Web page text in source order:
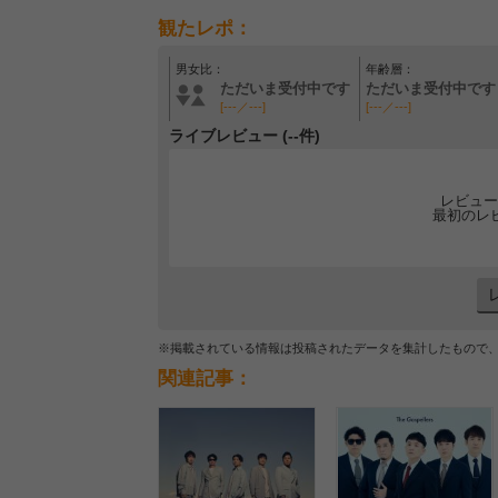
観たレポ：
男女比：
ただいま受付中です
[---／---]
年齢層：
ただいま受付中です
[---／---]
ライブレビュー (--件)
レビュ
最初のレ
※掲載されている情報は投稿されたデータを集計したもので
関連記事：